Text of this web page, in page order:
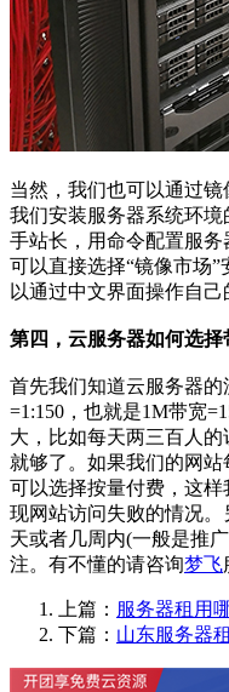
当然，我们也可以通过
我们安装服务器系统环
手站长，用命令配置服
可以直接选择“镜像市场
以通过中文界面操作自己
第四，云服务器如何选择
首先我们知道云服务器
=1:150，也就是1M带宽
大，比如每天两三百人
就够了。如果我们的网
可以选择按量付费，这
现网站访问失败的情况
天或者几周内(一般是推
注。有不懂的请咨询梦飞
上篇： 服务器租用
下篇： 山东服务器